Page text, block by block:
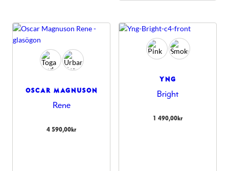
OSCAR MAGNUSON
Rene
4 590,00kr
YNG
Bright
1 490,00kr